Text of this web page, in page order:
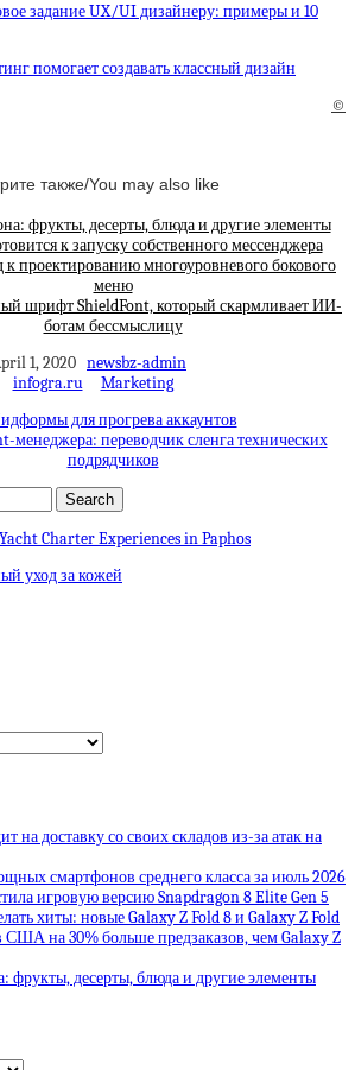
задание UX/UI дизайнеру: примеры и 10
помогает создавать классный дизайн
©
также/You may also like
фрукты, десерты, блюда и другие элементы
к запуску собственного мессенджера
проектированию многоуровневого бокового
меню
шрифт ShieldFont, который скармливает ИИ-
ботам бессмыслицу
1, 2020 newsbz-admin
infogra.ru
Marketing
для прогрева аккаунтов
менеджера: переводчик сленга технических
подрядчиков
Charter Experiences in Paphos
уход за кожей
на доставку со своих складов из-за атак на
смартфонов среднего класса за июль 2026
игровую версию Snapdragon 8 Elite Gen 5
хиты: новые Galaxy Z Fold 8 и Galaxy Z Fold
США на 30% больше предзаказов, чем Galaxy Z
фрукты, десерты, блюда и другие элементы